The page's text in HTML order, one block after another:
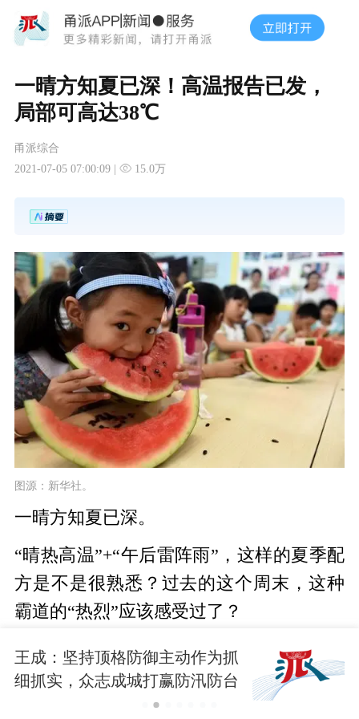
一晴方知夏已深！高温报告已发，
局部可高达38℃
甬派综合
2021-07-05 07:00:09 |
15.0万
图源：新华社。
一晴方知夏已深。
“晴热高温”+“午后雷阵雨”，这样的夏季配
方是不是很熟悉？过去的这个周末，这种
霸道的“热烈”应该感受过了？
继昨日后，今晨，市气象台再发高温报
告：受副热带高压影响，今天和明天我市
日最高气温将达35～37℃，局部38℃，请
王成：坚持顶格防御主动作为抓
细抓实，众志成城打赢防汛防台